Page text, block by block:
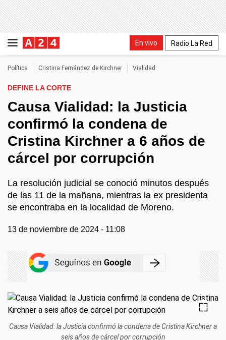
En vivo Radio La Red
Política Cristina Fernández de Kirchner Vialidad
DEFINE LA CORTE
Causa Vialidad: la Justicia
confirmó la condena de
Cristina Kirchner a 6 años de
cárcel por corrupción
La resolución judicial se conoció minutos después
de las 11 de la mañana, mientras la ex presidenta
se encontraba en la localidad de Moreno.
13 de noviembre de 2024 - 11:08
Causa Vialidad: la Justicia confirmó la condena de Cristina Kirchner a
seis años de cárcel por corrupción